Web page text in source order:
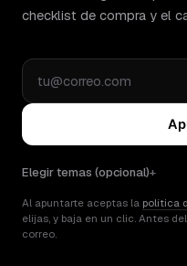
checklist de compra y el
Elegir temas (opcional)
Al apuntarte aceptas la política
elijas, y baja en un clic. Antes
correo.